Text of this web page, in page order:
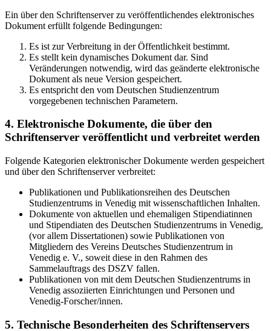
Ein über den Schriftenserver zu veröffentlichendes elektronisches
Dokument erfüllt folgende Bedingungen:
Es ist zur Verbreitung in der Öffentlichkeit bestimmt.
Es stellt kein dynamisches Dokument dar. Sind
Veränderungen notwendig, wird das geänderte elektronische
Dokument als neue Version gespeichert.
Es entspricht den vom Deutschen Studienzentrum
vorgegebenen technischen Parametern.
4. Elektronische Dokumente, die über den
Schriftenserver veröffentlicht und verbreitet werden
Folgende Kategorien elektronischer Dokumente werden gespeichert
und über den Schriftenserver verbreitet:
Publikationen und Publikationsreihen des Deutschen
Studienzentrums in Venedig mit wissenschaftlichen Inhalten.
Dokumente von aktuellen und ehemaligen Stipendiatinnen
und Stipendiaten des Deutschen Studienzentrums in Venedig,
(vor allem Dissertationen) sowie Publikationen von
Mitgliedern des Vereins Deutsches Studienzentrum in
Venedig e. V., soweit diese in den Rahmen des
Sammelauftrags des DSZV fallen.
Publikationen von mit dem Deutschen Studienzentrums in
Venedig assoziierten Einrichtungen und Personen und
Venedig-Forscher/innen.
5. Technische Besonderheiten des Schriftenservers